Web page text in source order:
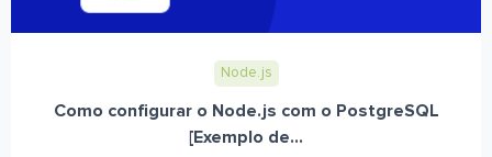
Node.js
Como configurar o Node.js com o PostgreSQL
[Exemplo de...